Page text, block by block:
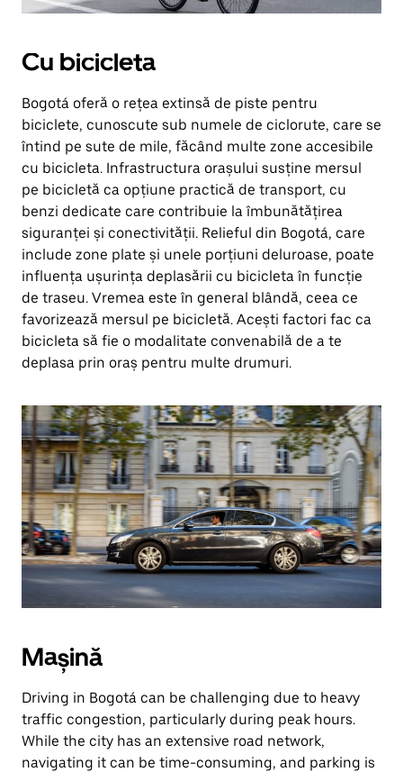
Cu bicicleta
Bogotá oferă o rețea extinsă de piste pentru
biciclete, cunoscute sub numele de ciclorute, care se
întind pe sute de mile, făcând multe zone accesibile
cu bicicleta. Infrastructura orașului susține mersul
pe bicicletă ca opțiune practică de transport, cu
benzi dedicate care contribuie la îmbunătățirea
siguranței și conectivității. Relieful din Bogotá, care
include zone plate și unele porțiuni deluroase, poate
influența ușurința deplasării cu bicicleta în funcție
de traseu. Vremea este în general blândă, ceea ce
favorizează mersul pe bicicletă. Acești factori fac ca
bicicleta să fie o modalitate convenabilă de a te
deplasa prin oraș pentru multe drumuri.
Mașină
Driving in Bogotá can be challenging due to heavy
traffic congestion, particularly during peak hours.
While the city has an extensive road network,
navigating it can be time-consuming, and parking is